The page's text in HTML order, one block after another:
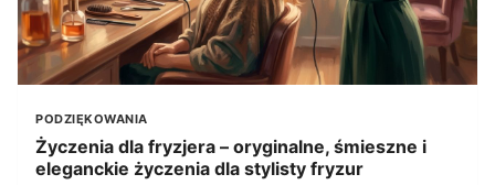
PODZIĘKOWANIA
Życzenia dla fryzjera – oryginalne, śmieszne i
eleganckie życzenia dla stylisty fryzur